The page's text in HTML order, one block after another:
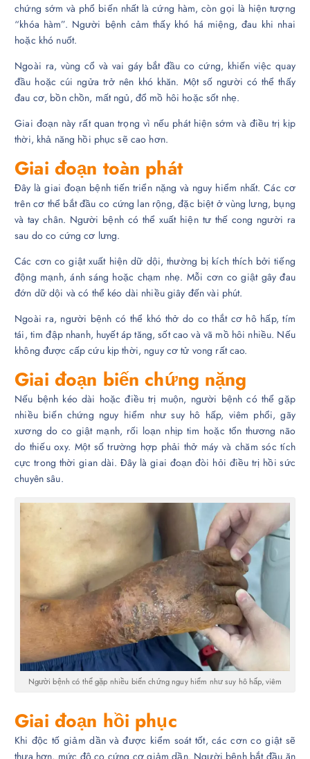
chứng sớm và phổ biến nhất là cứng hàm, còn gọi là hiện tượng
“khóa hàm”. Người bệnh cảm thấy khó há miệng, đau khi nhai
hoặc khó nuốt.
Ngoài ra, vùng cổ và vai gáy bắt đầu co cứng, khiến việc quay
đầu hoặc cúi ngửa trở nên khó khăn. Một số người có thể thấy
đau cơ, bồn chồn, mất ngủ, đổ mồ hôi hoặc sốt nhẹ.
Giai đoạn này rất quan trọng vì nếu phát hiện sớm và điều trị kịp
thời, khả năng hồi phục sẽ cao hơn.
Giai đoạn toàn phát
Đây là giai đoạn bệnh tiến triển nặng và nguy hiểm nhất. Các cơ
trên cơ thể bắt đầu co cứng lan rộng, đặc biệt ở vùng lưng, bụng
và tay chân. Người bệnh có thể xuất hiện tư thế cong người ra
sau do co cứng cơ lưng.
Các cơn co giật xuất hiện dữ dội, thường bị kích thích bởi tiếng
động mạnh, ánh sáng hoặc chạm nhẹ. Mỗi cơn co giật gây đau
đớn dữ dội và có thể kéo dài nhiều giây đến vài phút.
Ngoài ra, người bệnh có thể khó thở do co thắt cơ hô hấp, tím
tái, tim đập nhanh, huyết áp tăng, sốt cao và vã mồ hôi nhiều. Nếu
không được cấp cứu kịp thời, nguy cơ tử vong rất cao.
Giai đoạn biến chứng nặng
Nếu bệnh kéo dài hoặc điều trị muộn, người bệnh có thể gặp
nhiều biến chứng nguy hiểm như suy hô hấp, viêm phổi, gãy
xương do co giật mạnh, rối loạn nhịp tim hoặc tổn thương não
do thiếu oxy. Một số trường hợp phải thở máy và chăm sóc tích
cực trong thời gian dài. Đây là giai đoạn đòi hỏi điều trị hồi sức
chuyên sâu.
Người bệnh có thể gặp nhiều biến chứng nguy hiểm như suy hô hấp, viêm
Giai đoạn hồi phục
Khi độc tố giảm dần và được kiểm soát tốt, các cơn co giật sẽ
thưa hơn, mức độ co cứng cơ giảm dần. Người bệnh bắt đầu ăn